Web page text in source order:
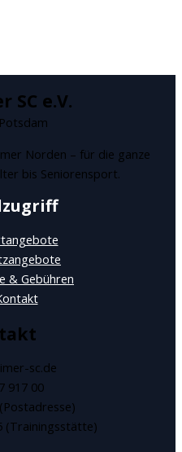
SC e.V.
Norden – für die ganze
bis Seniorensport.
& Gebühren
sc.de
917 00
(Trainingsstätte)